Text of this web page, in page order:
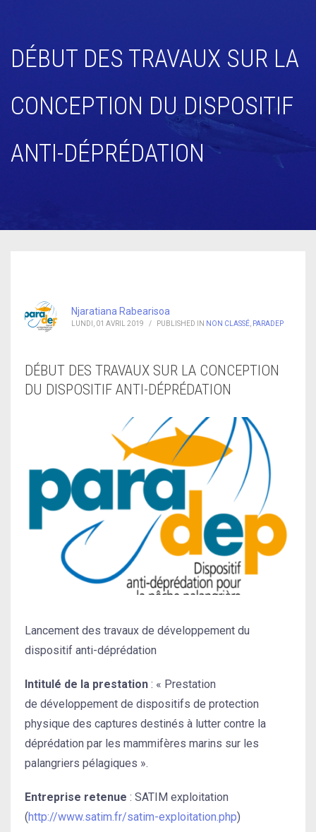
DÉBUT DES TRAVAUX SUR LA
CONCEPTION DU DISPOSITIF
ANTI-DÉPRÉDATION
Njaratiana Rabearisoa
LUNDI, 01 AVRIL 2019 / PUBLISHED IN NON CLASSÉ PARADEP
DÉBUT DES TRAVAUX SUR LA CONCEPTION
DU DISPOSITIF ANTI-DÉPRÉDATION
Lancement des travaux de développement du
dispositif anti-déprédation
Intitulé de la prestation : « Prestation
de développement de dispositifs de protection
physique des captures destinés à lutter contre la
déprédation par les mammifères marins sur les
palangriers pélagiques ».
Entreprise retenue : SATIM exploitation
(http://www.satim.fr/satim-exploitation.php)